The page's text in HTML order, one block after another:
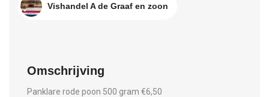
Vishandel A de Graaf en zoon
Omschrijving
Panklare rode poon 500 gram €6,50